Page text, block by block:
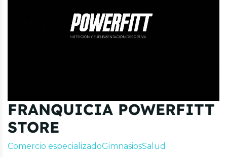
FRANQUICIA POWERFITT
STORE
Comercio especializadoGimnasiosSalud